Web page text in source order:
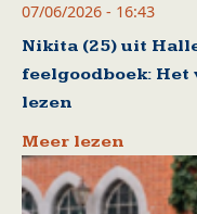
07/06/2026 - 16:43
Nikita (25) uit
feelgoodboek:
lezen
Meer lezen